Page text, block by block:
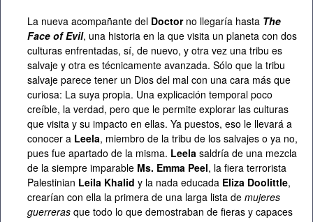
La nueva acompañante del Doctorno llegaría hasta The
Face of Evil, una historia en la que visita un planeta con dos
culturas enfrentadas, sí, de nuevo, y otra vez una tribu es
salvaje y otra es técnicamente avanzada. Sólo que la tribu
salvaje parece tener un Dios del mal con una cara más que
curiosa: La suya propia. Una explicación temporal poco
creíble, la verdad, pero que le permite explorar las culturas
que visita y su impacto en ellas. Ya puestos, eso le llevará a
conocer a Leela, miembro de la tribu de los salvajes o ya no,
pues fue apartado de la misma. Leela saldría de una mezcla
de la siempre imparable Ms. Emma Peel, la fiera terrorista
Palestinian Leila Khalid y la nada educada Eliza Doolittle,
crearían con ella la primera de una larga lista de mujeres
guerreras que todo lo que demostraban de fieras y capaces